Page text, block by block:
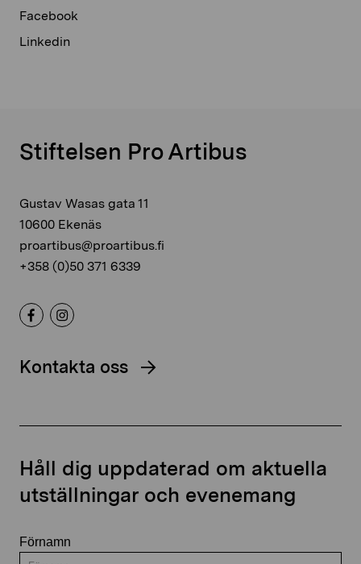
Facebook
Linkedin
Stiftelsen Pro Artibus
Gustav Wasas gata 11
10600 Ekenäs
proartibus@proartibus.fi
+358 (0)50 371 6339
Kontakta oss
Håll dig uppdaterad om aktuella
utställningar och evenemang
Förnamn